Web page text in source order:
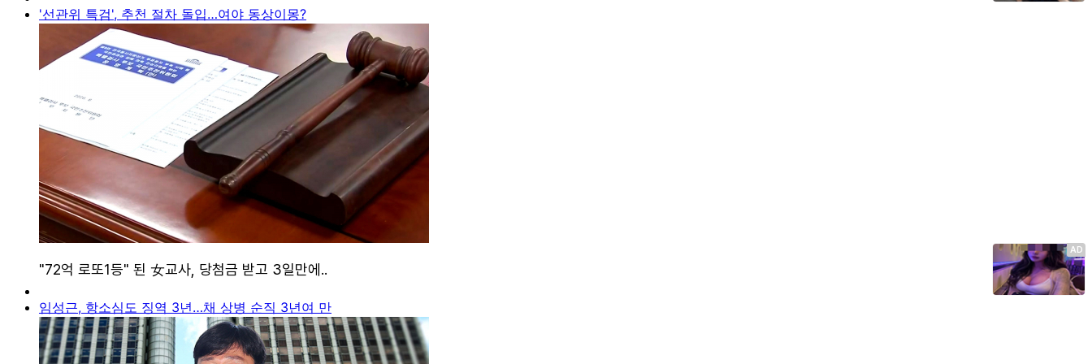
'선관위 특검', 추천 절차 돌입…여야 동상이몽?
임성근, 항소심도 징역 3년…채 상병 순직 3년여 만